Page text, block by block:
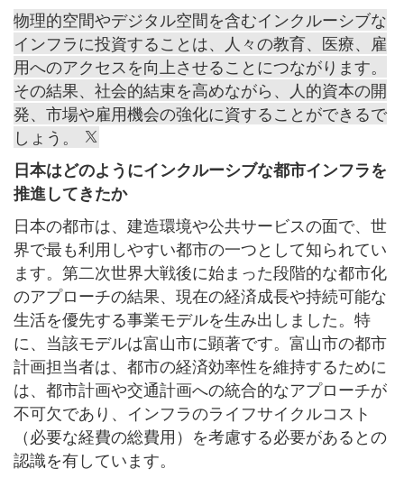
物理的空間やデジタル空間を含むインクルーシブな
インフラに投資することは、人々の教育、医療、雇
用へのアクセスを向上させることにつながります。
その結果、社会的結束を高めながら、人的資本の開
発、市場や雇用機会の強化に資することができるで
しょう。
日本はどのようにインクルーシブな都市インフラを
推進してきたか
日本の都市は、建造環境や公共サービスの面で、世
界で最も利用しやすい都市の一つとして知られてい
ます。第二次世界大戦後に始まった段階的な都市化
のアプローチの結果、現在の経済成長や持続可能な
生活を優先する事業モデルを生み出しました。特
に、当該モデルは富山市に顕著です。富山市の都市
計画担当者は、都市の経済効率性を維持するために
は、都市計画や交通計画への統合的なアプローチが
不可欠であり、インフラのライフサイクルコスト
（必要な経費の総費用）を考慮する必要があるとの
認識を有しています。